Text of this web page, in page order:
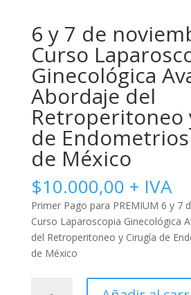
6 y 7 de
Curso
Ginecológica
Abordaje del
Retroperitoneo
de
de México
$10.000,00 + IVA
Primer Pago para PREMIUM 6 y 7
Curso Laparoscopia Ginecológica
del Retroperitoneo y Cirugía de
de México